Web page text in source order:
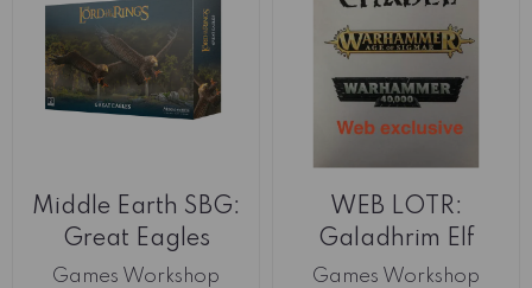
Middle Earth SBG:
Great Eagles
Games Workshop
WEB LOTR:
Galadhrim Elf
Commanders
Games Workshop